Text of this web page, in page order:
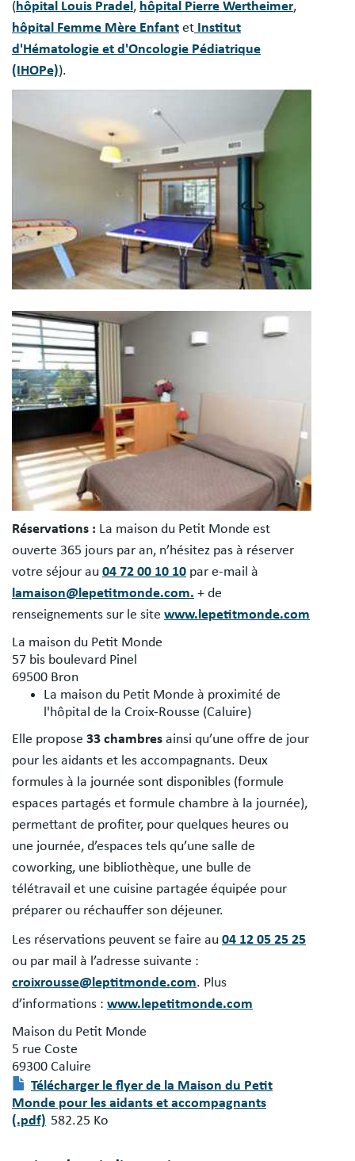
(hôpital Louis Pradel , hôpital Pierre Wertheimer,
hôpital Femme Mère Enfant et Institut
d'Hématologie et d'Oncologie Pédiatrique
(IHOPe)).
Réservations : La maison du Petit Monde est
ouverte 365 jours par an, n’hésitez pas à réserver
votre séjour au 04 72 00 10 10 par e-mail à
lamaison@lepetitmonde.com. + de
renseignements sur le site www.lepetitmonde.com
La maison du Petit Monde
57 bis boulevard Pinel
69500 Bron
La maison du Petit Monde à proximité de
l'hôpital de la Croix-Rousse (Caluire)
Elle propose 33 chambres ainsi qu’une offre de jour
pour les aidants et les accompagnants. Deux
formules à la journée sont disponibles (formule
espaces partagés et formule chambre à la journée),
permettant de profiter, pour quelques heures ou
une journée, d’espaces tels qu’une salle de
coworking, une bibliothèque, une bulle de
télétravail et une cuisine partagée équipée pour
préparer ou réchauffer son déjeuner.
Les réservations peuvent se faire au 04 12 05 25 25
ou par mail à l’adresse suivante :
croixrousse@leptitmonde.com. Plus
d’informations : www.lepetitmonde.com
Maison du Petit Monde
5 rue Coste
69300 Caluire
Document
Télécharger le flyer de la Maison du Petit
Monde pour les aidants et accompagnants
(.pdf) 582.25 Ko